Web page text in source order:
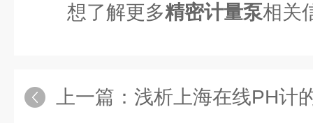
想了解更多精密计量泵相关
上一篇： 浅析上海在线PH计